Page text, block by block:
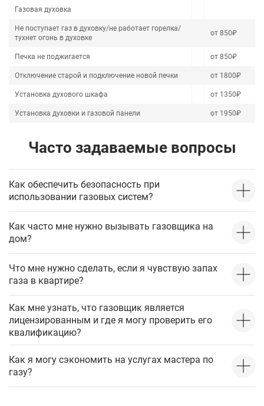
Газовая духовка
Не поступает газ в духовку/не работает горелка/
тухнет огонь в духовке
от 850₽
Печка не поджигается от 850₽
Отключение старой и подключение новой печки от 1800₽
Установка духового шкафа от 1350₽
Установка духовки и газовой панели от 1950₽
Часто задаваемые вопросы
Как обеспечить безопасность при
использовании газовых систем?
Как часто мне нужно вызывать газовщика на
дом?
Что мне нужно сделать, если я чувствую запах
газа в квартире?
Как мне узнать, что газовщик является
лицензированным и где я могу проверить его
квалификацию?
Как я могу сэкономить на услугах мастера по
газу?